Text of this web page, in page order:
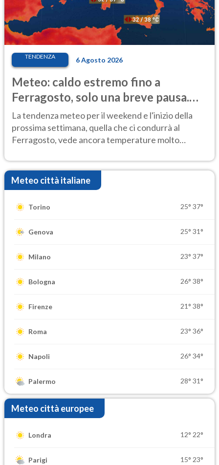
TENDENZA 6 Agosto 2026
Meteo: caldo estremo fino a
Ferragosto, solo una breve pausa.
Ecco dove
La tendenza meteo per il weekend e l'inizio della
prossima settimana, quella che ci condurrà al
Ferragosto, vede ancora temperature molto
Meteo città italiane
Torino 25° 37°
Genova 25° 31°
Milano 23° 37°
Bologna 26° 38°
Firenze 21° 38°
Roma 23° 36°
Napoli 26° 34°
Palermo 28° 31°
Meteo città europee
Londra 12° 22°
Parigi 15° 23°